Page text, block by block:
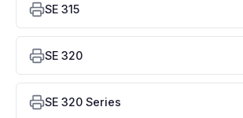
SE 315
SE 320
SE 320 Series